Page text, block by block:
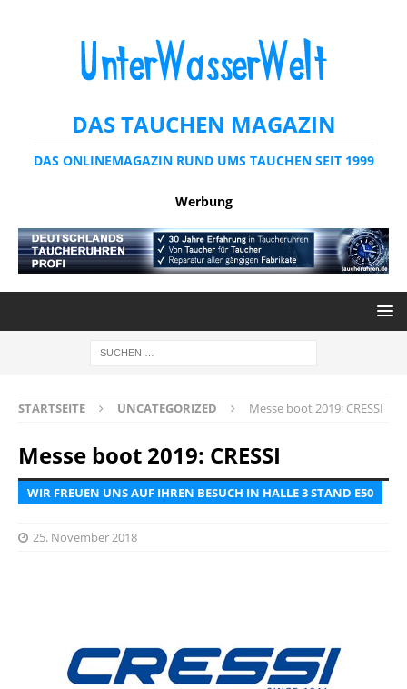
DAS TAUCHEN MAGAZIN
DAS ONLINEMAGAZIN RUND UMS TAUCHEN SEIT 1999
Werbung
STARTSEITE UNCATEGORIZED Messe boot 2019: CRESSI
Messe boot 2019: CRESSI
WIR FREUEN UNS AUF IHREN BESUCH IN HALLE 3 STAND E50
25. November 2018